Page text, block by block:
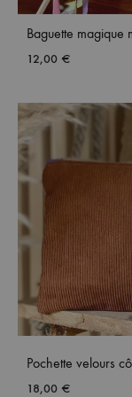
Baguette magique
12,00 €
Pochette velours
18,00 €